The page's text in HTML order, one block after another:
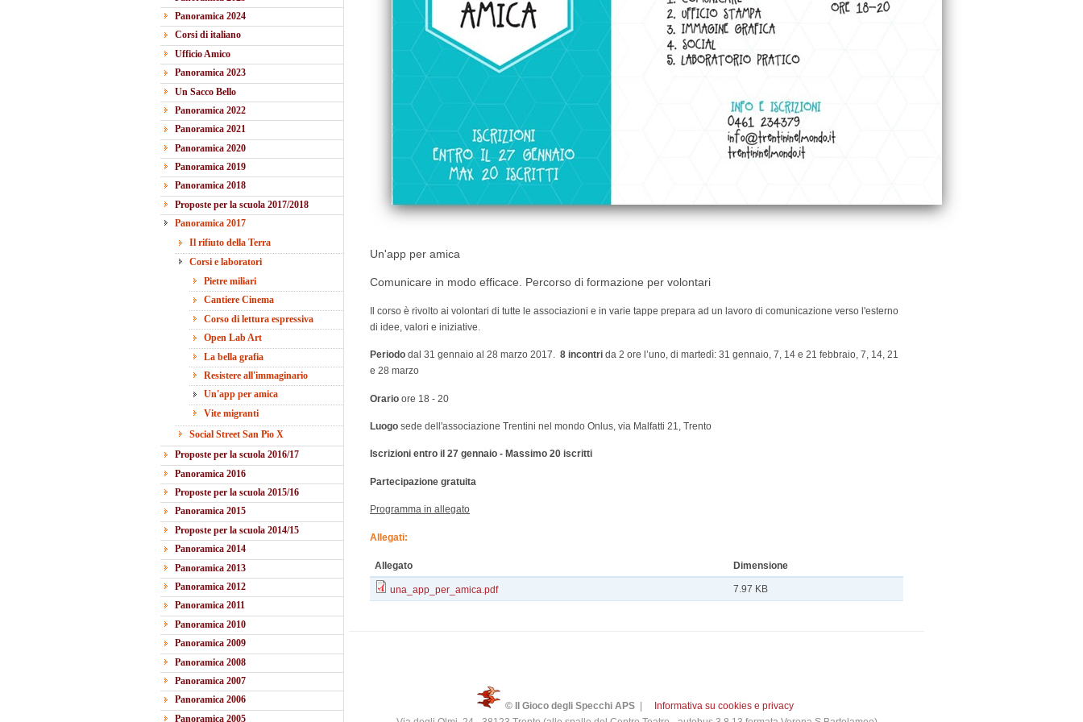
Panoramica 2024
Corsi di italiano
Ufficio Amico
Panoramica 2023
Un Sacco Bello
Panoramica 2022
Panoramica 2021
Panoramica 2020
Panoramica 2019
Panoramica 2018
Proposte per la scuola 2017/2018
Panoramica 2017
Il rifiuto della Terra
Corsi e laboratori
Pietre miliari
Cantiere Cinema
Corso di lettura espressiva
Open Lab Art
La bella grafia
Resistere all'immaginario
Un'app per amica
Vite migranti
Social Street San Pio X
Proposte per la scuola 2016/17
Panoramica 2016
Proposte per la scuola 2015/16
Panoramica 2015
Proposte per la scuola 2014/15
Panoramica 2014
Panoramica 2013
Panoramica 2012
Panoramica 2011
Panoramica 2010
Panoramica 2009
Panoramica 2008
Panoramica 2007
Panoramica 2006
Panoramica 2005
Un'app per amica
Comunicare in modo efficace. Percorso di formazione per volontari
Il corso è rivolto ai volontari di tutte le associazioni e in varie tappe prepara ad un lavoro di comunicazione verso l'esterno
di idee, valori e iniziative.
Periodo dal 31 gennaio al 28 marzo 2017. 8 incontri da 2 ore l’uno, di martedì: 31 gennaio, 7, 14 e 21 febbraio, 7, 14, 21
e 28 marzo
Orario ore 18 - 20
Luogo sede dell'associazione Trentini nel mondo Onlus, via Malfatti 21, Trento
Iscrizioni entro il 27 gennaio - Massimo 20 iscritti
Partecipazione gratuita
Programma in allegato
Allegati:
Allegato Dimensione
una_app_per_amica.pdf 7.97 KB
© Il Gioco degli Specchi APS|
Informativa su cookies e privacy